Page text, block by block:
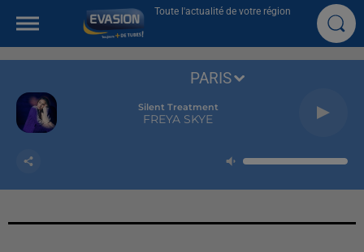
Toute l'actualité de votre région
Silent Treatment
FREYA SKYE
PARIS